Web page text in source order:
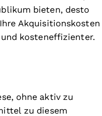
bieten, desto
Akquisitionskosten
kosteneffizienter.
ohne aktiv zu
zu diesem